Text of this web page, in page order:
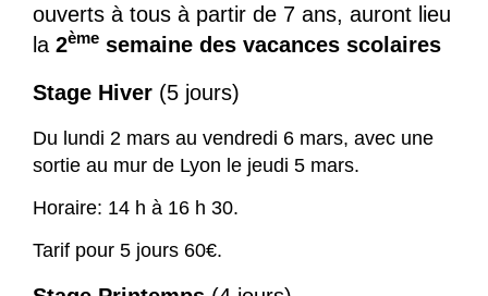
ouverts à tous à partir de 7 ans, auront lieu
la 2ème semaine des vacances scolaires
Stage Hiver (5 jours)
Du lundi 2 mars au vendredi 6 mars, avec une
sortie au mur de Lyon le jeudi 5 mars.
Horaire: 14 h à 16 h 30.
Tarif pour 5 jours 60€.